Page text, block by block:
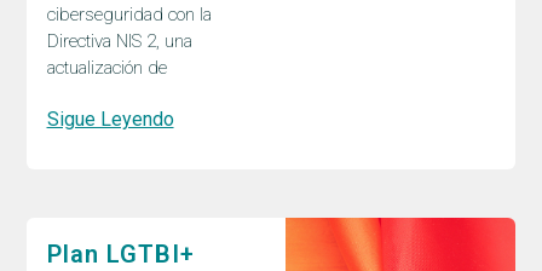
ciberseguridad con la
Directiva NIS 2, una
actualización de
Sigue Leyendo
Plan LGTBI+